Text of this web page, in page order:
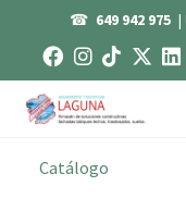
☎ 649 942 975 |
Catálogo